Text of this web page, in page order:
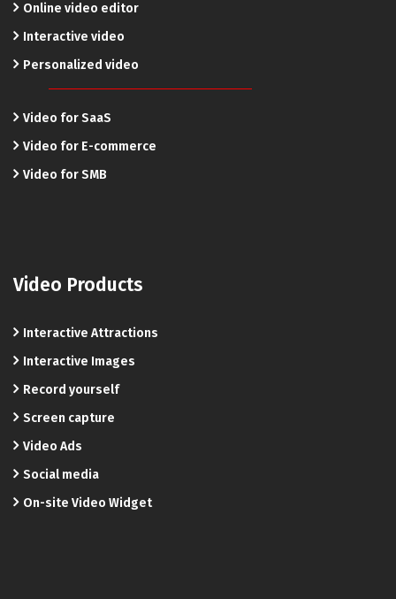
Online video editor
Interactive video
Personalized video
Video for SaaS
Video for E-commerce
Video for SMB
Video Products
Interactive Attractions
Interactive Images
Record yourself
Screen capture
Video Ads
Social media
On-site Video Widget